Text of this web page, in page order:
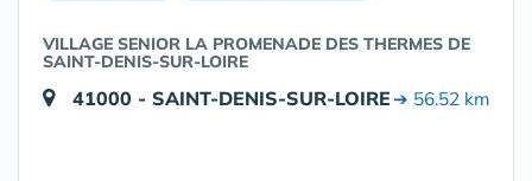
VILLAGE SENIOR LA PROMENADE DES THERMES DE
SAINT-DENIS-SUR-LOIRE
41000 - SAINT-DENIS-SUR-LOIRE➔ 56.52 km